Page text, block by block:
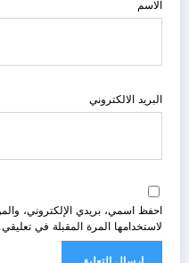
الاسم
البريد الالكتروني
احفظ اسمي، بريدي الإلكتروني،
لاستخدامها المرة المقبلة في تعليقي.